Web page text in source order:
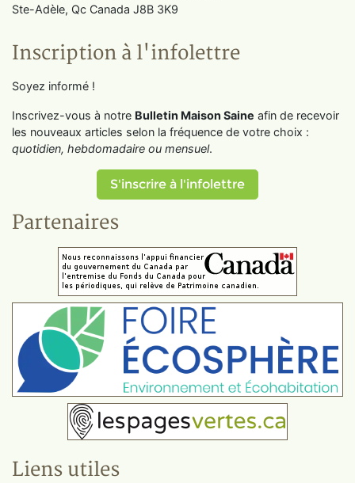
Ste-Adèle, Qc Canada J8B 3K9
Inscription à l'infolettre
Soyez informé !
Inscrivez-vous à notre Bulletin Maison Saine afin de recevoir
les nouveaux articles selon la fréquence de votre choix :
quotidien, hebdomadaire ou mensuel.
S'inscrire à l'infolettre
Partenaires
Liens utiles